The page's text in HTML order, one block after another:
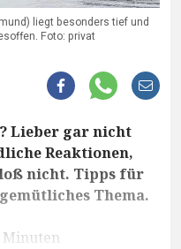
liegt besonders tief und
Foto: privat
Lieber gar nicht
Reaktionen,
nicht. Tipps für
Thema.
Minuten